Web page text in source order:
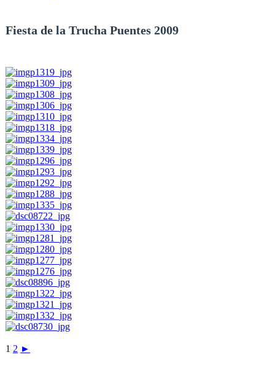
Fiesta de la Trucha Puentes 2009
1 2 ►